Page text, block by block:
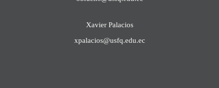
Xavier Palacios
xpalacios@usfq.edu.ec